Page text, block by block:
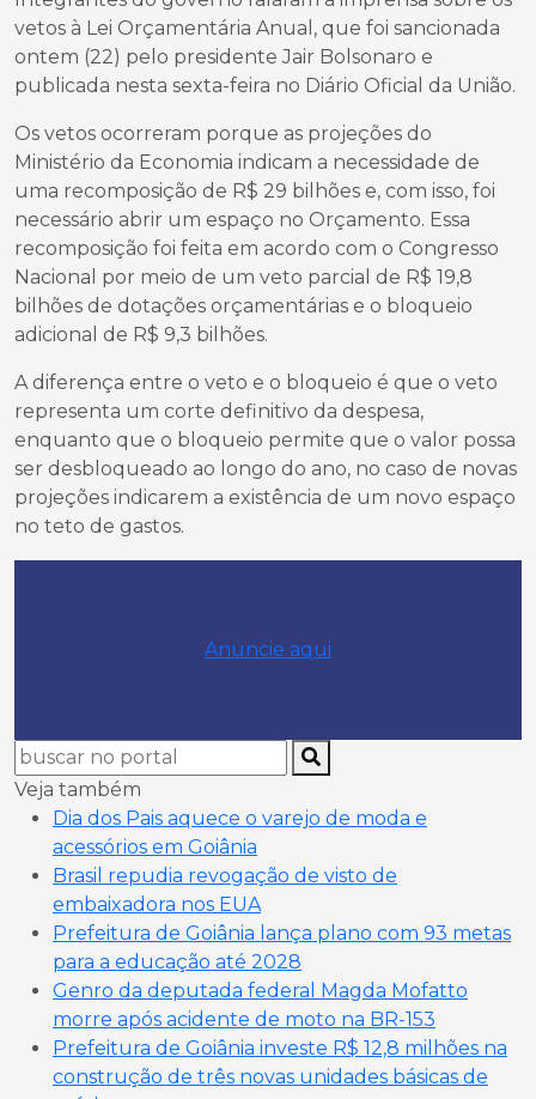
vetos à Lei Orçamentária Anual, que foi sancionada
ontem (22) pelo presidente Jair Bolsonaro e
publicada nesta sexta-feira no Diário Oficial da União.
Os vetos ocorreram porque as projeções do
Ministério da Economia indicam a necessidade de
uma recomposição de R$ 29 bilhões e, com isso, foi
necessário abrir um espaço no Orçamento. Essa
recomposição foi feita em acordo com o Congresso
Nacional por meio de um veto parcial de R$ 19,8
bilhões de dotações orçamentárias e o bloqueio
adicional de R$ 9,3 bilhões.
A diferença entre o veto e o bloqueio é que o veto
representa um corte definitivo da despesa,
enquanto que o bloqueio permite que o valor possa
ser desbloqueado ao longo do ano, no caso de novas
projeções indicarem a existência de um novo espaço
no teto de gastos.
Anuncie aqui
Veja também
Dia dos Pais aquece o varejo de moda e
acessórios em Goiânia
Brasil repudia revogação de visto de
embaixadora nos EUA
Prefeitura de Goiânia lança plano com 93 metas
para a educação até 2028
Genro da deputada federal Magda Mofatto
morre após acidente de moto na BR-153
Prefeitura de Goiânia investe R$ 12,8 milhões na
construção de três novas unidades básicas de